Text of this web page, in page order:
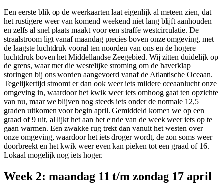
Een eerste blik op de weerkaarten laat eigenlijk al meteen zien, dat
het rustigere weer van komend weekend niet lang blijft aanhouden
en zelfs al snel plaats maakt voor een straffe westcirculatie. De
straalstroom ligt vanaf maandag precies boven onze omgeving, met
de laagste luchtdruk vooral ten noorden van ons en de hogere
luchtdruk boven het Middellandse Zeegebied. Wij zitten duidelijk op
de grens, waar met die westelijke stroming om de haverklap
storingen bij ons worden aangevoerd vanaf de Atlantische Oceaan.
Tegelijkertijd stroomt er dan ook weer iets mildere oceaanlucht onze
omgeving in, waardoor het kwik weer iets omhoog gaat ten opzichte
van nu, maar we blijven nog steeds iets onder de normale 12,5
graden uitkomen voor begin april. Gemiddeld komen we op een
graad of 9 uit, al lijkt het aan het einde van de week weer iets op te
gaan warmen. Een zwakke rug trekt dan vanuit het westen over
onze omgeving, waardoor het iets droger wordt, de zon soms weer
doorbreekt en het kwik weer even kan pieken tot een graad of 16.
Lokaal mogelijk nog iets hoger.
Week 2: maandag 11 t/m zondag 17 april